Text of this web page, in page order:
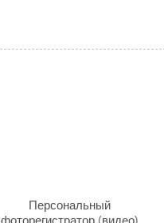
Персональный
фоторегистратор (видео)